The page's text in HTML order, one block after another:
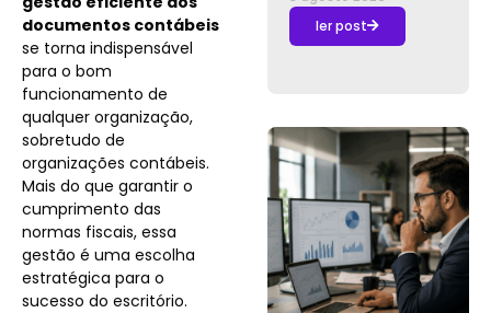
documentos contábeis
se torna indispensável
para o bom
funcionamento de
qualquer organização,
sobretudo de
organizações contábeis.
Mais do que garantir o
cumprimento das
normas fiscais, essa
gestão é uma escolha
estratégica para o
sucesso do escritório.
ler post